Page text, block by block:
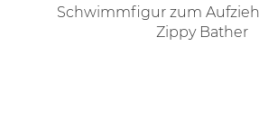
Schwimmfigur zum
Zippy Bather